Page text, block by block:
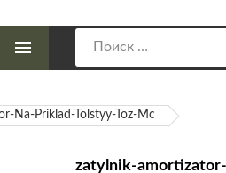
Na-Priklad-Tolstyy-Toz-Mc
zatylnik-